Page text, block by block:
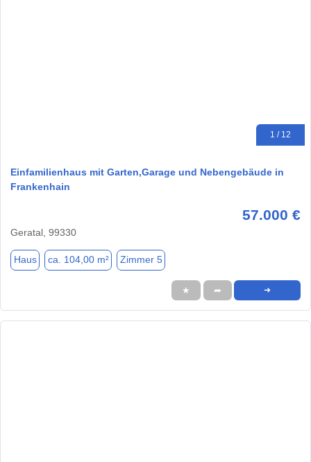
1 / 12
Einfamilienhaus mit Garten,Garage und Nebengebäude in
Frankenhain
57.000 €
Geratal, 99330
Haus ca. 104,00 m² Zimmer 5
★ ➦ ➜